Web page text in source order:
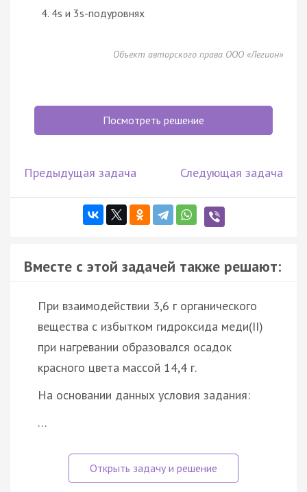
4s и 3s-подуровнях
Объект авторского права ООО «Легион»
Посмотреть решение
Предыдущая задача Следующая задача
Вместе с этой задачей также решают:
При взаимодействии 3,6 г органического
вещества с избытком гидроксида меди(II)
при нагревании образовался осадок
красного цвета массой 14,4 г.
На основании данных условия задания:
…